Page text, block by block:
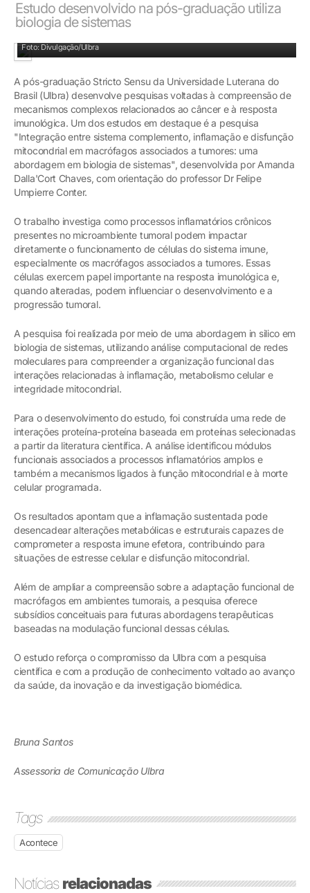
Estudo desenvolvido na pós-graduação utiliza
biologia de sistemas
Foto: Divulgação/Ulbra
A pós-graduação Stricto Sensu da Universidade Luterana do
Brasil (Ulbra) desenvolve pesquisas voltadas à compreensão de
mecanismos complexos relacionados ao câncer e à resposta
imunológica. Um dos estudos em destaque é a pesquisa
"Integração entre sistema complemento, inflamação e disfunção
mitocondrial em macrófagos associados a tumores: uma
abordagem em biologia de sistemas", desenvolvida por Amanda
Dalla'Cort Chaves, com orientação do professor Dr Felipe
Umpierre Conter.
O trabalho investiga como processos inflamatórios crônicos
presentes no microambiente tumoral podem impactar
diretamente o funcionamento de células do sistema imune,
especialmente os macrófagos associados a tumores. Essas
células exercem papel importante na resposta imunológica e,
quando alteradas, podem influenciar o desenvolvimento e a
progressão tumoral.
A pesquisa foi realizada por meio de uma abordagem in silico em
biologia de sistemas, utilizando análise computacional de redes
moleculares para compreender a organização funcional das
interações relacionadas à inflamação, metabolismo celular e
integridade mitocondrial.
Para o desenvolvimento do estudo, foi construída uma rede de
interações proteína-proteína baseada em proteínas selecionadas
a partir da literatura científica. A análise identificou módulos
funcionais associados a processos inflamatórios amplos e
também a mecanismos ligados à função mitocondrial e à morte
celular programada.
Os resultados apontam que a inflamação sustentada pode
desencadear alterações metabólicas e estruturais capazes de
comprometer a resposta imune efetora, contribuindo para
situações de estresse celular e disfunção mitocondrial.
Além de ampliar a compreensão sobre a adaptação funcional de
macrófagos em ambientes tumorais, a pesquisa oferece
subsídios conceituais para futuras abordagens terapêuticas
baseadas na modulação funcional dessas células.
O estudo reforça o compromisso da Ulbra com a pesquisa
científica e com a produção de conhecimento voltado ao avanço
da saúde, da inovação e da investigação biomédica.
Bruna Santos
Assessoria de Comunicação Ulbra
Tags
Acontece
Notíciasrelacionadas